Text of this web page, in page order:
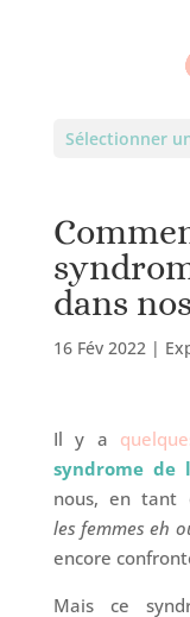
Sélectionner
dans
16 Fév 2022|
Il y a
syndrome de
nous, en tant
les femmes eh
encore
Mais ce